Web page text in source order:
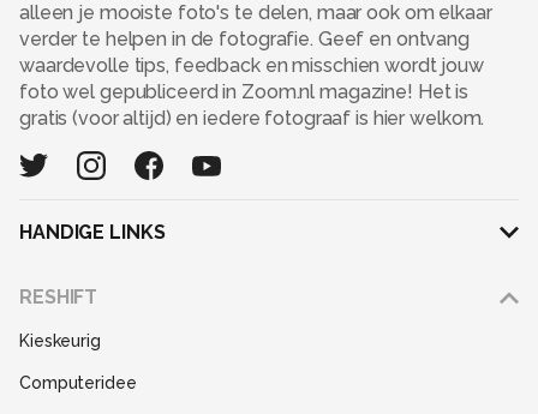
alleen je mooiste foto's te delen, maar ook om elkaar
verder te helpen in de fotografie. Geef en ontvang
waardevolle tips, feedback en misschien wordt jouw
foto wel gepubliceerd in Zoom.nl magazine! Het is
gratis (voor altijd) en iedere fotograaf is hier welkom.
HANDIGE LINKS
RESHIFT
Kieskeurig
Computeridee